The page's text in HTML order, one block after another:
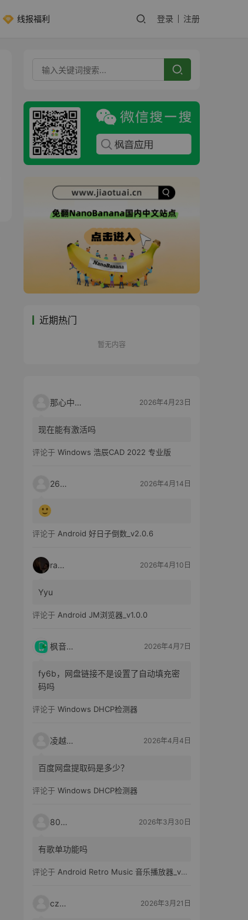
线报福利 登录 注册
近期热门
暂无内容
那心中的话 2026年4月23日
现在能有激活吗
评论于 Windows 浩辰CAD 2022 专业版
2603 2026年4月14日
评论于 Android 好日子倒数_v2.0.6
raka 2026年4月10日
Yyu
评论于 Android JM浏览器_v1.0.0
枫音应用 2026年4月7日
fy6b，网盘链接不是设置了自动填充密
码吗
评论于 Windows DHCP检测器
凌越电子 2026年4月4日
百度网盘提取码是多少？
评论于 Windows DHCP检测器
80521 2026年3月30日
有歌单功能吗
评论于 Android Retro Music 音乐播放器_v6.6.0
czh7 2026年3月21日